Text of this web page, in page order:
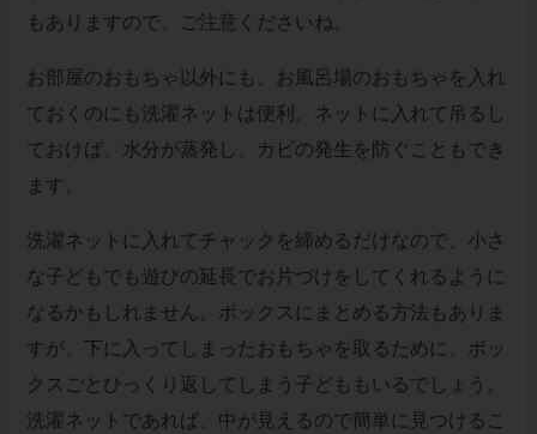
もありますので、ご注意くださいね。
お部屋のおもちゃ以外にも、お風呂場のおもちゃを入れ
ておくのにも洗濯ネットは便利。ネットに入れて吊るし
ておけば、水分が蒸発し、カビの発生を防ぐこともでき
ます。
洗濯ネットに入れてチャックを締めるだけなので、小さ
な子どもでも遊びの延長でお片づけをしてくれるように
なるかもしれません。ボックスにまとめる方法もありま
すが、下に入ってしまったおもちゃを取るために、ボッ
クスごとひっくり返してしまう子どももいるでしょう。
洗濯ネットであれば、中が見えるので簡単に見つけるこ